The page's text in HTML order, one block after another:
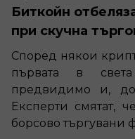
Биткойн
при скучна
Според някои
първата в света
предвидимо и, до
Експерти смятат,
борсово търгувани